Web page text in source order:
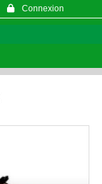
Connexion